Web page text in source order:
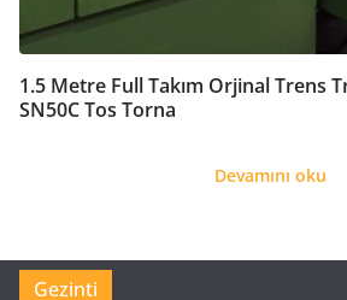
1.5 Metre Full Takım Orjinal Trens
SN50C Tos Torna
Devamını oku
Gezinti